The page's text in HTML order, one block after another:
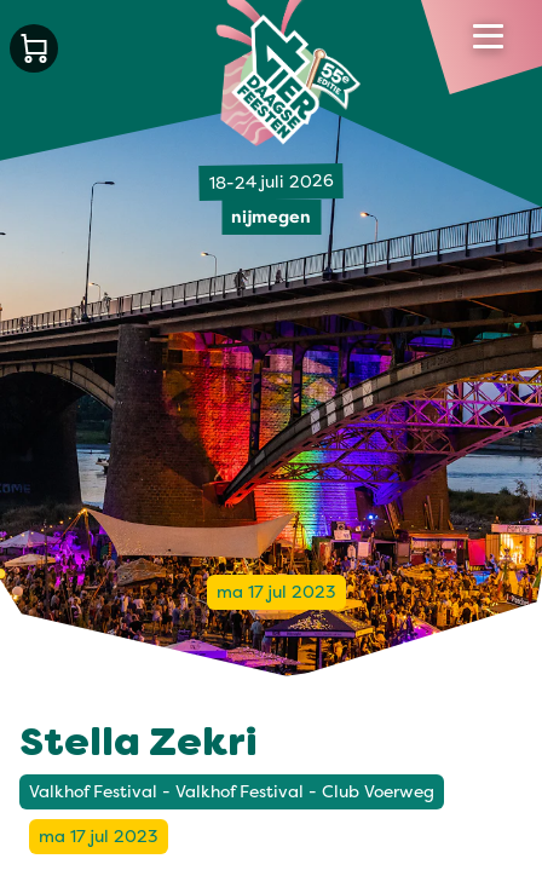
18-24 juli 2026
nijmegen
ma 17 jul 2023
Stella Zekri
Valkhof Festival - Valkhof Festival - Club Voerweg
ma 17 jul 2023